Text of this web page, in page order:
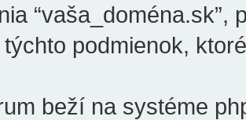
podmienok,
beží na systéme